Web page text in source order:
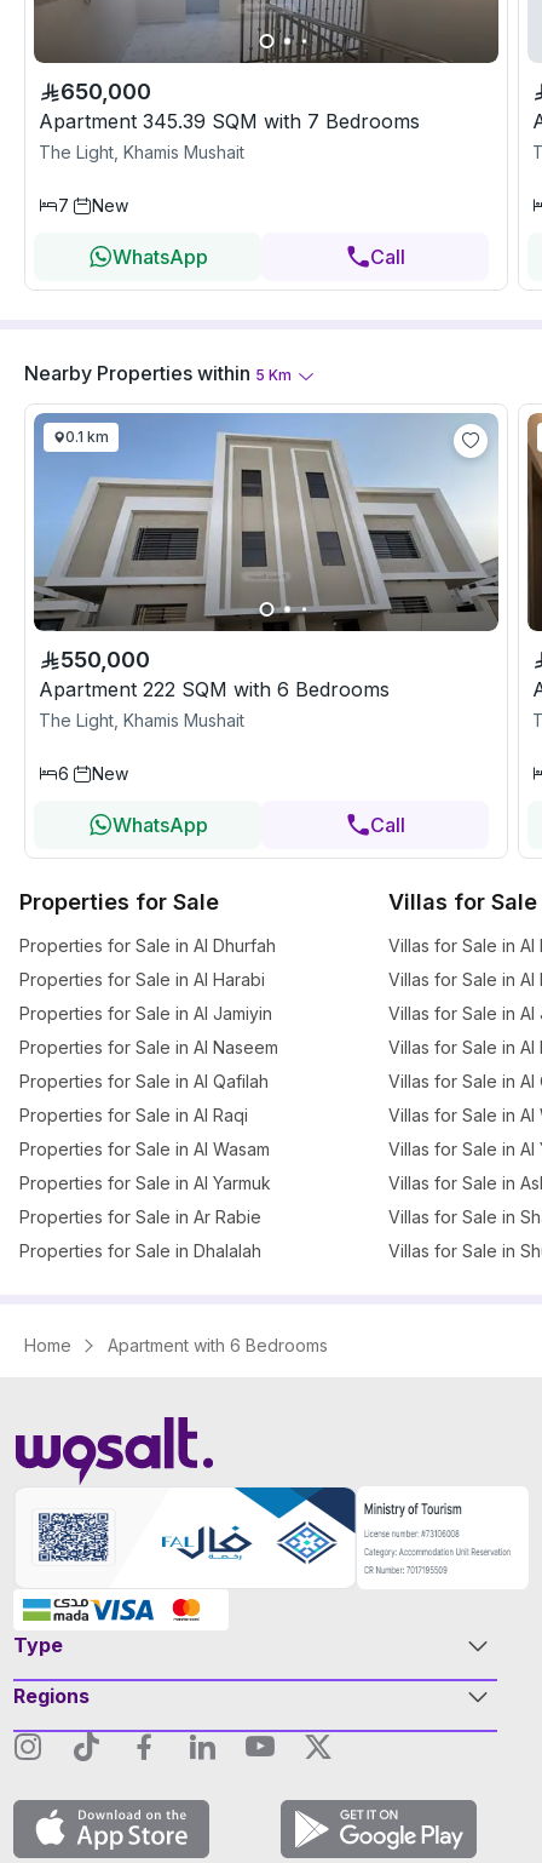
650,000
Apartment 345.39 SQM with 7 Bedrooms
The Light, Khamis Mushait
7 New
WhatsApp Call
Nearby Properties within 5 Km
0.1 km
550,000
Apartment 222 SQM with 6 Bedrooms
The Light, Khamis Mushait
6 New
WhatsApp Call
Properties for Sale
Properties for Sale in Al Dhurfah
Properties for Sale in Al Harabi
Properties for Sale in Al Jamiyin
Properties for Sale in Al Naseem
Properties for Sale in Al Qafilah
Properties for Sale in Al Raqi
Properties for Sale in Al Wasam
Properties for Sale in Al Yarmuk
Properties for Sale in Ar Rabie
Properties for Sale in Dhalalah
Villas for Sale
Villas for Sale in Al
Villas for Sale in Al
Villas for Sale in Al
Villas for Sale in Al
Villas for Sale in Al
Villas for Sale in Al
Villas for Sale in Al
Villas for Sale in
Villas for Sale in
Villas for Sale in
Home Apartment with 6 Bedrooms
Type
Regions